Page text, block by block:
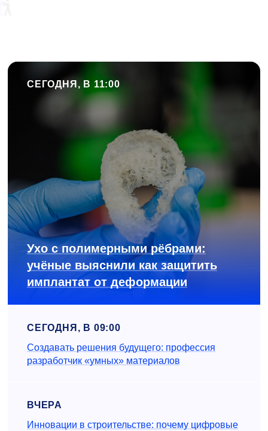
СЕГОДНЯ, В 11:00
Ухо с полимерными рёбрами:
учёные выяснили как защитить
имплантат от деформации
СЕГОДНЯ, В 09:00
Создавать решения будущего: профессия
разработчик «умных» материалов
ВЧЕРА
Инновации в строительстве: почему цифровые